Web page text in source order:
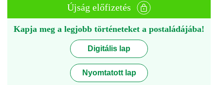
Újság előfizetés
Kapja meg a legjobb történeteket a postaládájába!
Digitális lap
Nyomtatott lap